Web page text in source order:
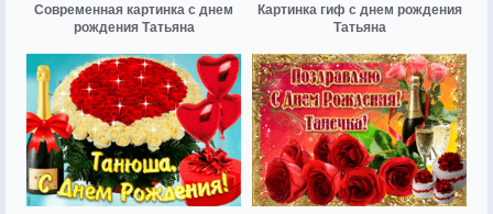
Современная картинка с днем
рождения Татьяна
Картинка гиф с днем рождения
Татьяна